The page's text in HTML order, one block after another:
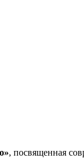
, посвященная